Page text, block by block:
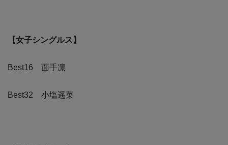
【女子シングルス】
Best16 面手凛
Best32 小塩遥菜